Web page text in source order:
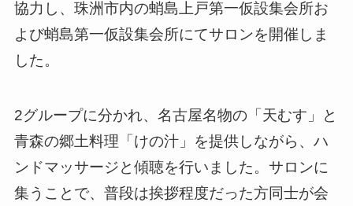
協力し、珠洲市内の蛸島上戸第一仮設集会所お
よび蛸島第一仮設集会所にてサロンを開催しま
した。
2グループに分かれ、名古屋名物の「天むす」と
青森の郷土料理「けの汁」を提供しながら、ハ
ンドマッサージと傾聴を行いました。サロンに
集うことで、普段は挨拶程度だった方同士が会